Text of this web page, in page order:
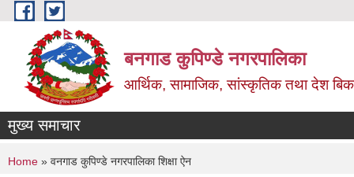
Skip to main content
बनगाड कुपिण्डे नगरपालिका
आर्थिक, सामाजिक, सांस्कृतिक तथा देश
मुख्य समाचार
You are here
Home » वनगाड कुपिण्डे नगरपालिका शिक्षा ऐन